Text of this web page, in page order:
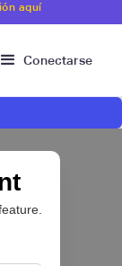
aquí
Conectarse
el futuro